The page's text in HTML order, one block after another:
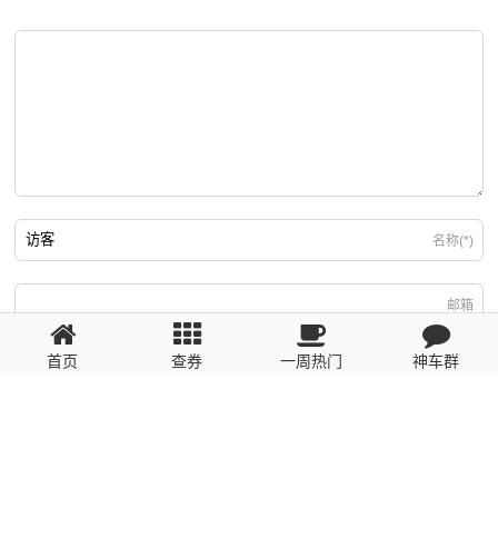
名称(*)
邮箱
回复需填写必要信息
首页 查券 一周热门 神车群